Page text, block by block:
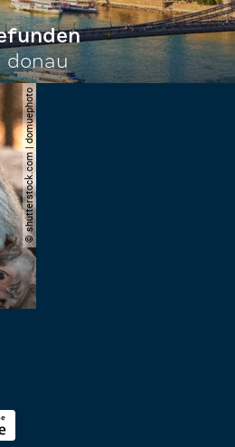
donau
© shutterstock.com | domuephoto